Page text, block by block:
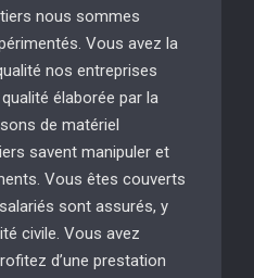
nous sommes
Vous avez la
nos entreprises
élaborée par la
de matériel
savent manipuler et
Vous êtes couverts
sont assurés, y
civile. Vous avez
d’une prestation